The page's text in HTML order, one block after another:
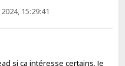
15:29:41
si ça intéresse certains. Je